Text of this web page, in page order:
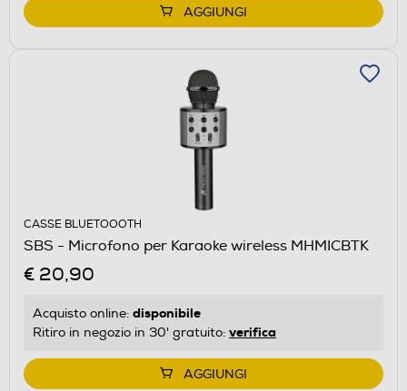
AGGIUNGI
CASSE BLUETOOOTH
SBS - Microfono per Karaoke wireless MHMICBTK
€ 20,90
Acquisto online: disponibile
Ritiro in negozio in 30' gratuito: verifica
AGGIUNGI